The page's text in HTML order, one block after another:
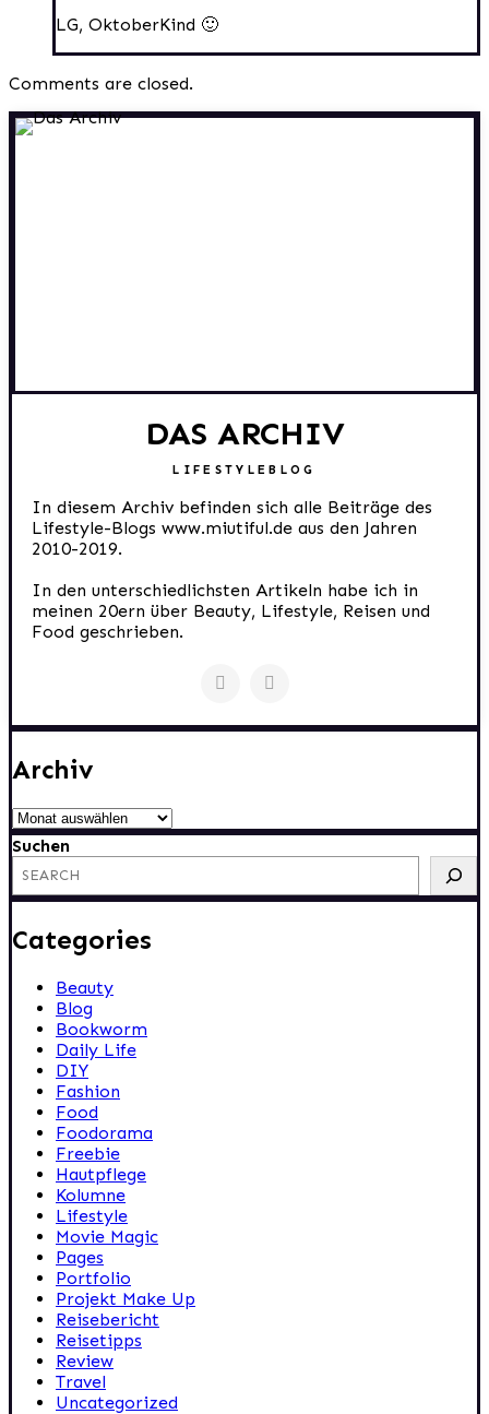
LG, OktoberKind 🙂
Comments are closed.
DAS ARCHIV
LIFESTYLEBLOG
In diesem Archiv befinden sich alle Beiträge des
Lifestyle-Blogs www.miutiful.de aus den Jahren
2010-2019.
In den unterschiedlichsten Artikeln habe ich in
meinen 20ern über Beauty, Lifestyle, Reisen und
Food geschrieben.
Archiv
Archiv
Suchen
Categories
Beauty
Blog
Bookworm
Daily Life
DIY
Fashion
Food
Foodorama
Freebie
Hautpflege
Kolumne
Lifestyle
Movie Magic
Pages
Portfolio
Projekt Make Up
Reisebericht
Reisetipps
Review
Travel
Uncategorized